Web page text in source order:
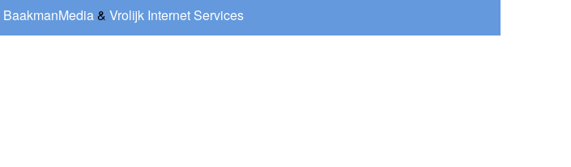
BaakmanMedia& Vrolijk Internet Services